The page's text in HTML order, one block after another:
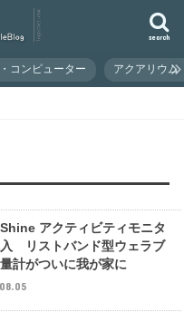
search
コンピューター アクアリウム
アクティビティモニタ
リストバンド型ウェラブ
計がついに我が家に